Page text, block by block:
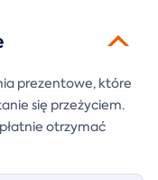
prezentowe, które
się przeżyciem.
otrzymać